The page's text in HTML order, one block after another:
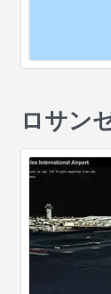
ロサン